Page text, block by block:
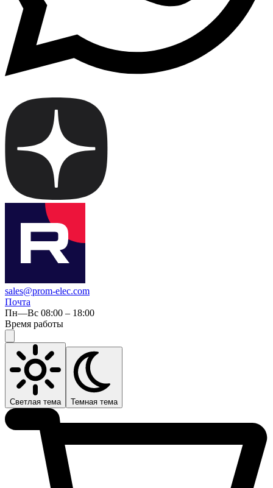
sales@prom-elec.com
Почта
Пн—Вс 08:00 – 18:00
Время работы
Светлая тема Темная тема